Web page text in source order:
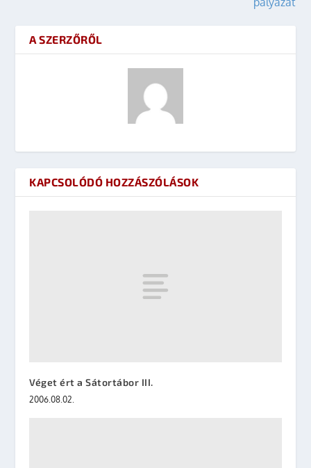
A SZERZŐRŐL
KAPCSOLÓDÓ HOZZÁSZÓLÁSOK
Véget ért a Sátortábor III.
2006.08.02.